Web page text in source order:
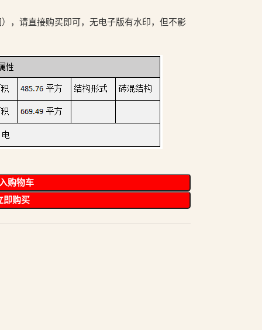
，请直接购买即可，无电子版有水印，但不影
购物车
即购买